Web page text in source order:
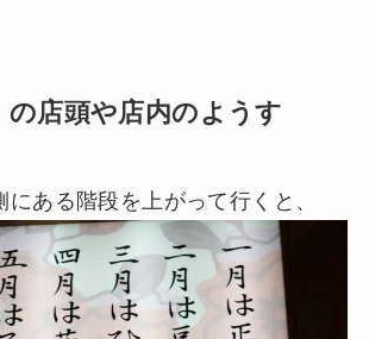
の店頭や店内のようす
にある階段を上がって行くと、